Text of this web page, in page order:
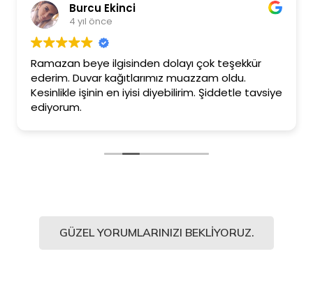
Burcu Ekinci
4 yıl önce
Ramazan beye ilgisinden dolayı çok teşekkür
ederim. Duvar kağıtlarımız muazzam oldu.
Kesinlikle işinin en iyisi diyebilirim. Şiddetle tavsiye
ediyorum.
GÜZEL YORUMLARINIZI BEKLIYORUZ.